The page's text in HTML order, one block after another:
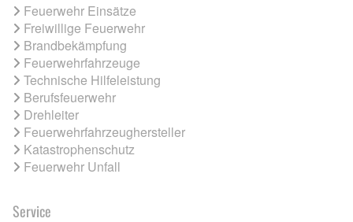
Feuerwehr Einsätze
Freiwillige Feuerwehr
Brandbekämpfung
Feuerwehrfahrzeuge
Technische Hilfeleistung
Berufsfeuerwehr
Drehleiter
Feuerwehrfahrzeughersteller
Katastrophenschutz
Feuerwehr Unfall
Service